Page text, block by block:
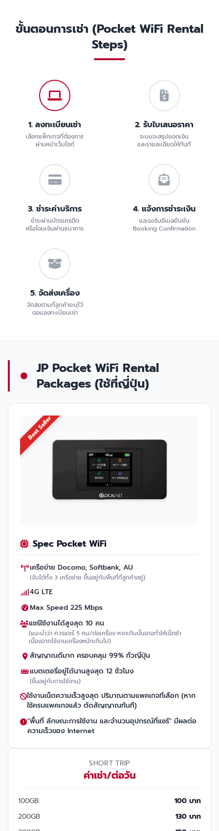
ขั้นตอนการเช่า (Pocket WiFi Rental
Steps)
1. ลงทะเบียนเช่า
เลือกแพ็กเกจที่ต้องการ
ผ่านหน้าเว็บไซต์
2. รับใบเสนอราคา
ระบบจะสรุปยอดเงิน
และรายละเอียดให้ทันที
3. ชำระค่าบริการ
ชำระผ่านบัตรเครดิต
หรือโอนเงินผ่านธนาคาร
4. แจ้งการชำระเงิน
และรอรับอีเมลยืนยัน
Booking Confirmation
5. จัดส่งเครื่อง
จัดส่งตามที่ลูกค้าระบุไว้
ตอนลงทะเบียนเช่า
JP Pocket WiFi Rental
Packages (ใช้ที่ญี่ปุ่น)
Best Seller
Spec Pocket WiFi
เครือข่าย Docomo, Softbank, AU
(จับได้ทั้ง 3 เครือข่าย ขึ้นอยู่กับพื่นที่ที่ลูกค้าอยู่)
4G LTE
Max Speed 225 Mbps
แชร์ใช้งานได้สูงสุด 10 คน
(แนะนำว่า ควรแชร์ 5 คน/ต่อเครื่อง หากเกินนั้นอาจทำให้เน็ตช้า
เนื่องจากใช้งานเครื่องหนักเกินไป)
สัญญาณดีมาก ครอบคลุม 99% ทั่วญี่ปุ่น
แบตเตอรี่อยู่ได้นานสูงสุด 12 ชั่วโมง
(ขึ้นอยู่กับการใช้งาน)
ใช้งานเน็ตความเร็วสูงสุด ปริมาณตามแพคเกจที่เลือก (หาก
ใช้ครบแพคเกจแล้ว ตัดสัญญาณทันที)
"พื้นที่ ลักษณะการใช้งาน และจำนวนอุปกรณ์ที่แชร์" มีผลต่อ
ความเร็วของ Internet
SHORT TRIP
ค่าเช่า/ต่อวัน
100GB
100 บาท
200GB
130 บาท